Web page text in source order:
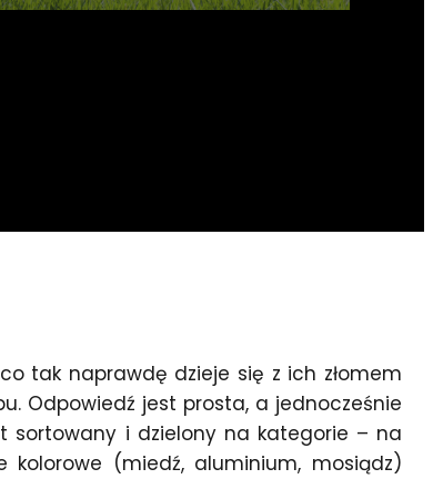
tak naprawdę dzieje się z ich złomem
Odpowiedź jest prosta, a jednocześnie
sortowany i dzielony na kategorie – na
kolorowe (miedź, aluminium, mosiądz)